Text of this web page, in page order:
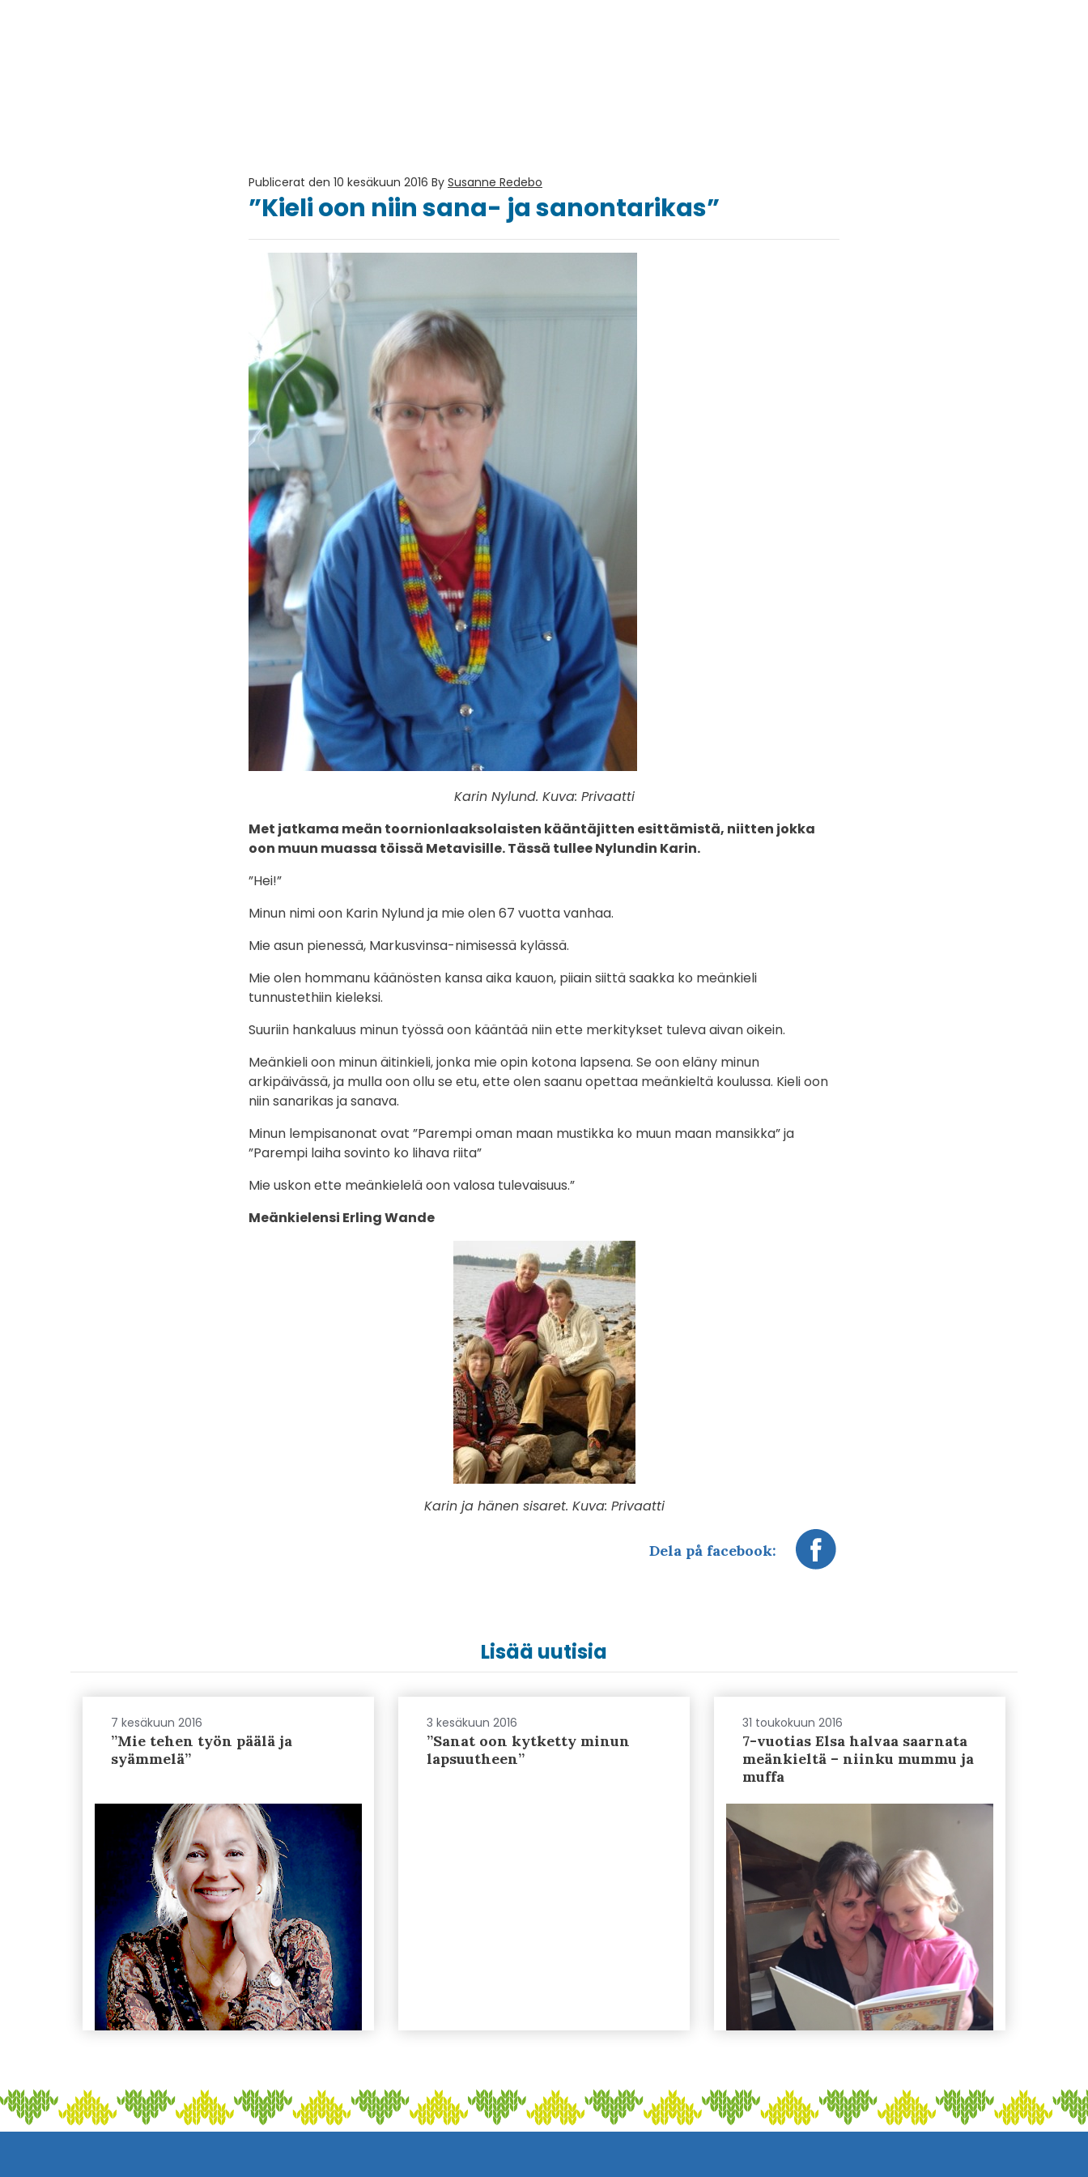
Publicerat den 10 kesäkuun 2016 By Susanne Redebo
”Kieli oon niin sana- ja sanontarikas”
Karin Nylund. Kuva: Privaatti
Met jatkama meän toornionlaaksolaisten kääntäjitten esittämistä, niitten jokka
oon muun muassa töissä Metavisille. Tässä tullee Nylundin Karin.
”Hei!”
Minun nimi oon Karin Nylund ja mie olen 67 vuotta vanhaa.
Mie asun pienessä, Markusvinsa-nimisessä kylässä.
Mie olen hommanu käänösten kansa aika kauon, piiain siittä saakka ko meänkieli
tunnustethiin kieleksi.
Suuriin hankaluus minun työssä oon kääntää niin ette merkitykset tuleva aivan oikein.
Meänkieli oon minun äitinkieli, jonka mie opin kotona lapsena. Se oon eläny minun
arkipäivässä, ja mulla oon ollu se etu, ette olen saanu opettaa meänkieltä koulussa. Kieli oon
niin sanarikas ja sanava.
Minun lempisanonat ovat ”Parempi oman maan mustikka ko muun maan mansikka” ja
”Parempi laiha sovinto ko lihava riita”
Mie uskon ette meänkielelä oon valosa tulevaisuus.”
Meänkielensi Erling Wande
Karin ja hänen sisaret. Kuva: Privaatti
Dela på facebook:
Lisää uutisia
7 kesäkuun 2016
”Mie tehen työn päälä ja
syämmelä”
3 kesäkuun 2016
”Sanat oon kytketty minun
lapsuutheen”
31 toukokuun 2016
7-vuotias Elsa halvaa saarnata
meänkieltä – niinku mummu ja
muffa